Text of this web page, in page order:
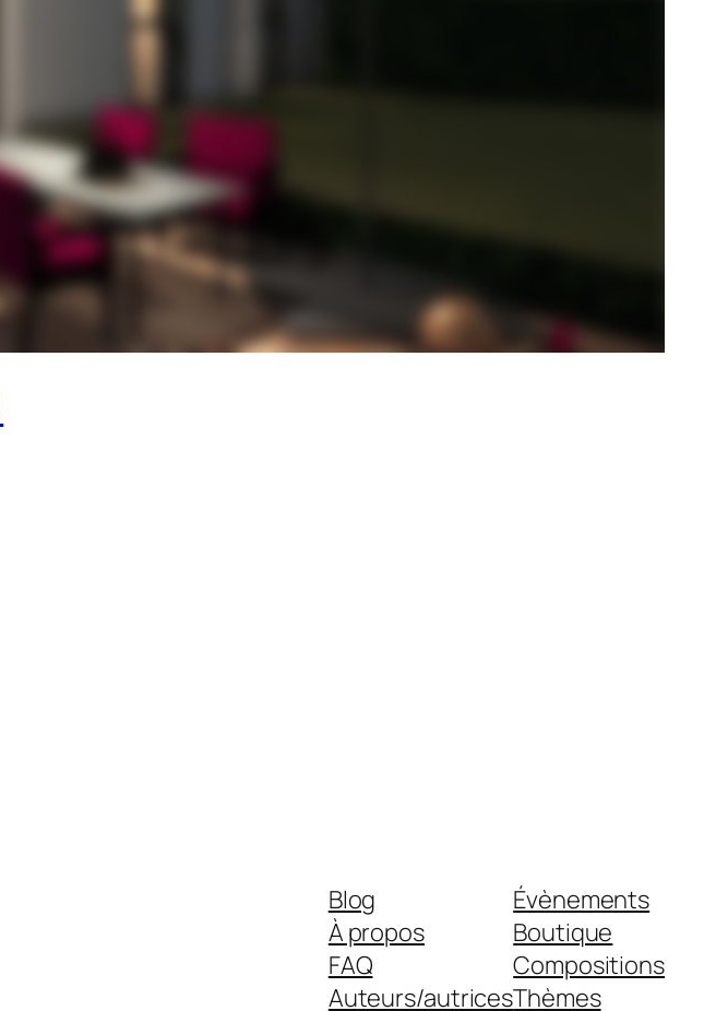
Blog
À propos
FAQ
Auteurs/autrices
Évènements
Boutique
Compositions
Thèmes